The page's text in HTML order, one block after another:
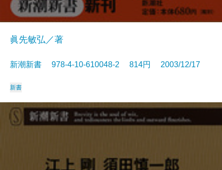
眞先敏弘／著
新潮新書 978-4-10-610048-2 814円 2003/12/17
新書